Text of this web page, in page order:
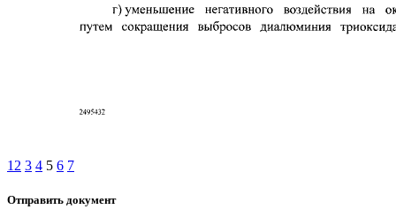
1 2 3 4 5 6 7
Отправить документ